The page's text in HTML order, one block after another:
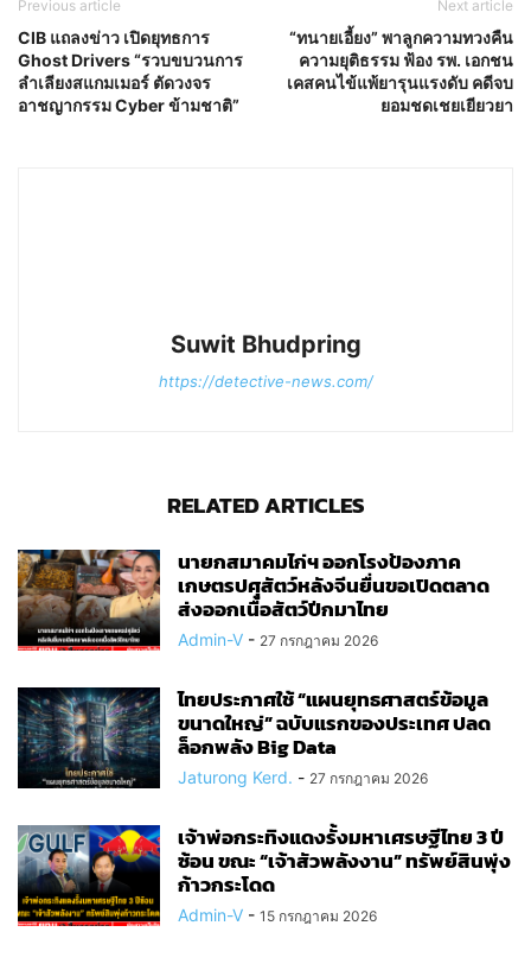
Previous article
CIB แถลงข่าว เปิดยุทธการ
Ghost Drivers “รวบขบวนการ
ลำเลียงสแกมเมอร์ ตัดวงจร
อาชญากรรม Cyber ข้ามชาติ”
Next article
“ทนายเอี้ยง” พาลูกความทวงคืน
ความยุติธรรม ฟ้อง รพ. เอกชน
เคสคนไข้แพ้ยารุนแรงดับ คดีจบ
ยอมชดเชยเยียวยา
Suwit Bhudpring
https://detective-news.com/
RELATED ARTICLES
นายกสมาคมไก่ฯ ออกโรงป้องภาค
เกษตรปศุสัตว์หลังจีนยื่นขอเปิดตลาด
ส่งออกเนื้อสัตว์ปีกมาไทย
Admin-V - 27 กรกฎาคม 2026
ไทยประกาศใช้ “แผนยุทธศาสตร์ข้อมูล
ขนาดใหญ่” ฉบับแรกของประเทศ ปลด
ล็อกพลัง Big Data
Jaturong Kerd. - 27 กรกฎาคม 2026
เจ้าพ่อกระทิงแดงรั้งมหาเศรษฐีไทย 3 ปี
ซ้อน ขณะ “เจ้าสัวพลังงาน” ทรัพย์สินพุ่ง
ก้าวกระโดด
Admin-V - 15 กรกฎาคม 2026